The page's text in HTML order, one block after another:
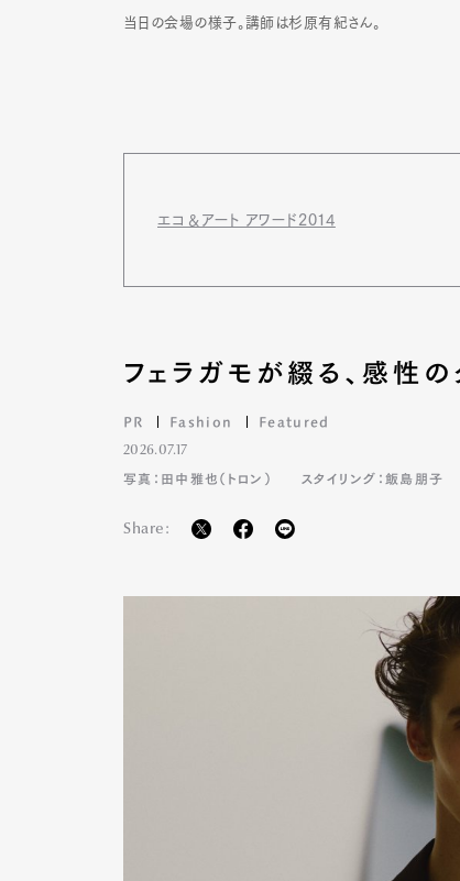
当日の会場の様子。講師は杉原有紀さん。
エコ＆アート アワード2014
フェラガモが綴る、感性
PR Fashion Featured
2026.07.17
写真：田中雅也（トロン） スタイリング：飯島朋子
Share: